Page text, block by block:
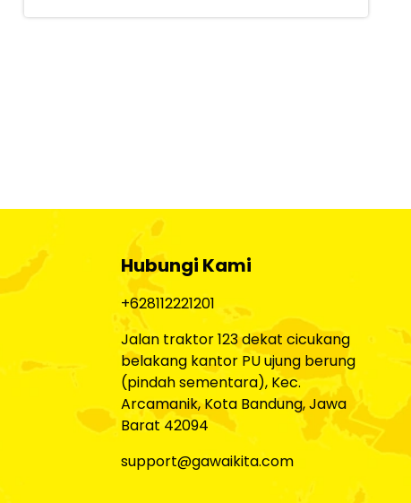
Hubungi Kami
+628112221201
Jalan traktor 123 dekat cicukang
belakang kantor PU ujung berung
(pindah sementara), Kec.
Arcamanik, Kota Bandung, Jawa
Barat 42094
support@gawaikita.com